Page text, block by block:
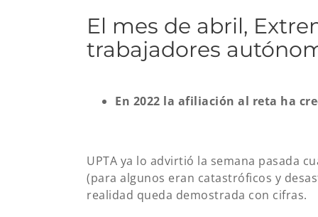
El mes de abril,
trabajadores
En 2022 la afiliación al reta ha
UPTA ya lo advirtió la semana pasada
(para algunos eran catastróficos y
realidad queda demostrada con cifras.